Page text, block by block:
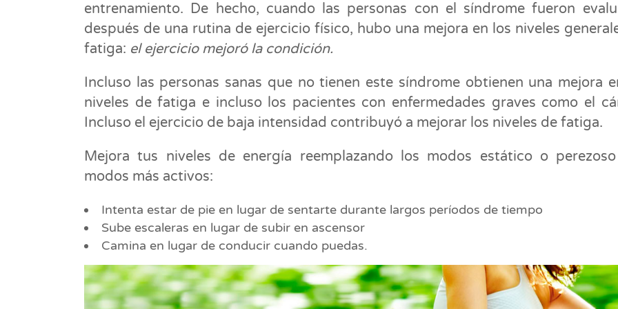
entrenamiento. De hecho, cuando las personas con el síndrome fueron
después de una rutina de ejercicio físico, hubo una mejora en los niveles
fatiga: el ejercicio mejoró la condición.
Incluso las personas sanas que no tienen este síndrome obtienen una mejora
niveles de fatiga e incluso los pacientes con enfermedades graves como el
Incluso el ejercicio de baja intensidad contribuyó a mejorar los niveles de fatiga.
Mejora tus niveles de energía reemplazando los modos estático o
modos más activos:
Intenta estar de pie en lugar de sentarte durante largos períodos de tiempo
Sube escaleras en lugar de subir en ascensor
Camina en lugar de conducir cuando puedas.